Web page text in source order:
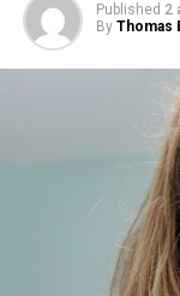
Published 2
By Thomas